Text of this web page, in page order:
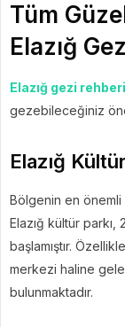
Tüm
Elazığ
Elazığ gezi rehberi
gezebileceğiniz
Elazığ
Bölgenin en önemli
Elazığ kültür parkı,
başlamıştır.
merkezi haline
bulunmaktadır.